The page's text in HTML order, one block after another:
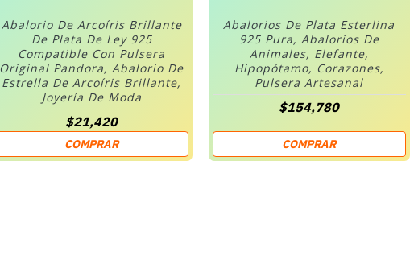
Abalorio De Arcoíris Brillante
De Plata De Ley 925
Compatible Con Pulsera
Original Pandora, Abalorio De
Estrella De Arcoíris Brillante,
Joyería De Moda
$21,420
COMPRAR
Abalorios De Plata Esterlina
925 Pura, Abalorios De
Animales, Elefante,
Hipopótamo, Corazones,
Pulsera Artesanal
$154,780
COMPRAR